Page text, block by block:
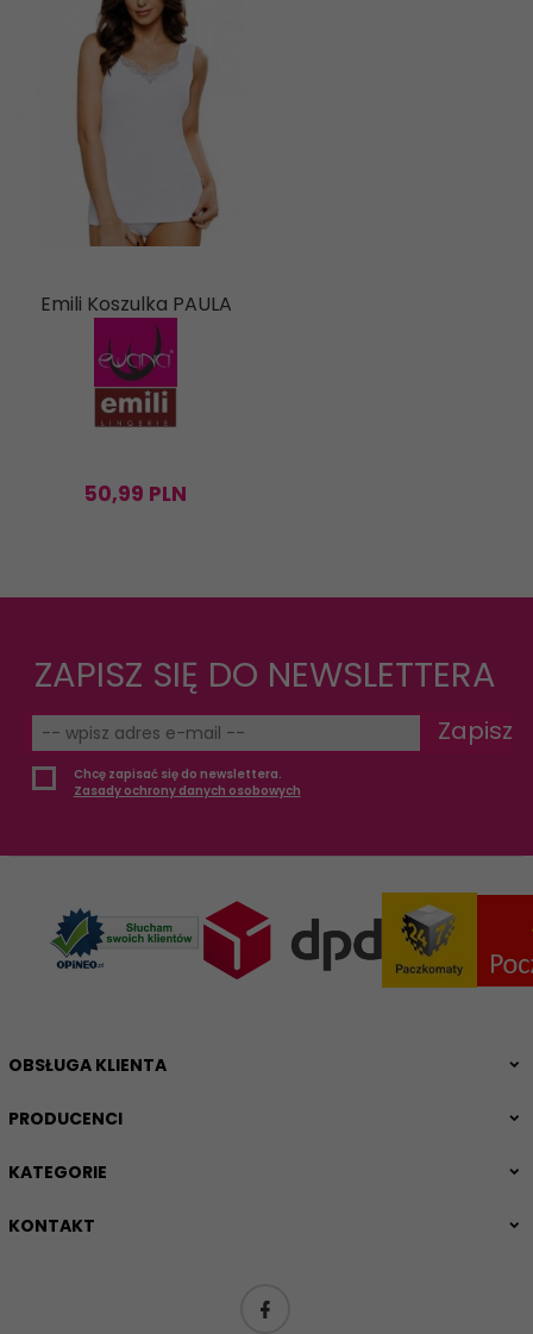
Emili Koszulka PAULA
50,99 PLN
ZAPISZ SIĘ DO NEWSLETTERA
Zapisz
Chcę zapisać się do newslettera.
Zasady ochrony danych osobowych
OBSŁUGA KLIENTA
PRODUCENCI
KATEGORIE
KONTAKT